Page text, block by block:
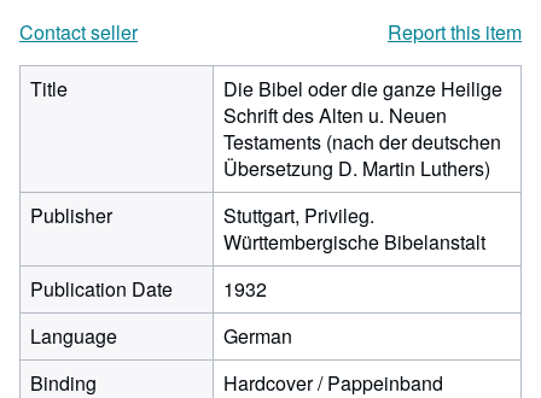
Contact seller
Report this item
Title
Die Bibel oder die ganze Heilige
Schrift des Alten u. Neuen
Testaments (nach der deutschen
Übersetzung D. Martin Luthers)
Publisher
Stuttgart, Privileg.
Württembergische Bibelanstalt
Publication Date
1932
Language
German
Binding
Hardcover / Pappeinband